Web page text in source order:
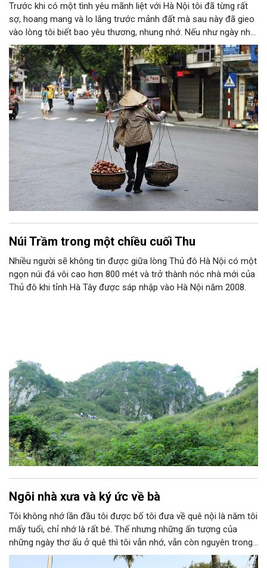
Trước khi có một tình yêu mãnh liệt với Hà Nội tôi đã từng rất
sợ, hoang mang và lo lắng trước mảnh đất mà sau này đã gieo
vào lòng tôi biết bao yêu thương, nhung nhớ. Nếu như ngày nhỏ
mỗi lần được "vinh dự" cùng bố về Thủ đô cảm xúc khi ấy của
tôi là sự háo hức, niềm vui sướng bởi khi ấy dẫu Hà Nội có đầy
sự lạ lẫm đi chăng nữa thì bên cạnh tôi vẫn luôn có bờ vai vững
chãi, bóng hình mạnh mẽ là bố bảo vệ, chở che. Hay có lần là
cô sinh viên tỉnh lẻ được đi thực tế, thăm Thủ đô thì bên cạnh
tôi vẫn có thật
Núi Trầm trong một chiều cuối Thu
Nhiều người sẽ không tin được giữa lòng Thủ đô Hà Nội có một
ngọn núi đá vôi cao hơn 800 mét và trở thành nóc nhà mới của
Thủ đô khi tỉnh Hà Tây được sáp nhập vào Hà Nội năm 2008.
Ngôi nhà xưa và ký ức về bà
Tôi không nhớ lần đầu tôi được bố tôi đưa về quê nội là năm tôi
mấy tuổi, chỉ nhớ là rất bé. Thế nhưng những ấn tượng của
những ngày thơ ấu ở quê thì tôi vẫn nhớ, vẫn còn nguyên trong
ký ức. Tôi nhớ cái cổng nhỏ với hàng rào dâm bụt, nhớ ngôi nhà